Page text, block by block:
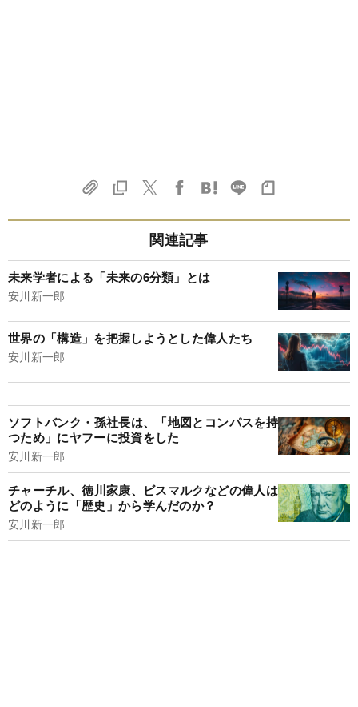
関連記事
未来学者による「未来の6分類」とは
安川新一郎
世界の「構造」を把握しようとした偉人たち
安川新一郎
ソフトバンク・孫社長は、「地図とコンパスを持
つため」にヤフーに投資をした
安川新一郎
チャーチル、徳川家康、ビスマルクなどの偉人は
どのように「歴史」から学んだのか？
安川新一郎